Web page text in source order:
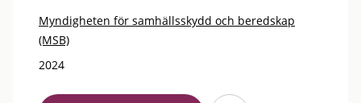
Myndigheten för samhällsskydd och beredskap
(MSB)
2024